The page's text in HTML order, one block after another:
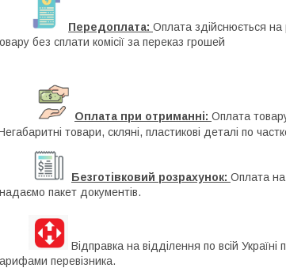
Передоплата: Оплата здійснюється на
без сплати комісії за переказ грошей
Оплата при отриманні: Оплата
товари, скляні, пластикові деталі по
Безготівковий розрахунок: Оплата на
надаємо пакет документів.
Відправка на відділення по всій
перевізника.